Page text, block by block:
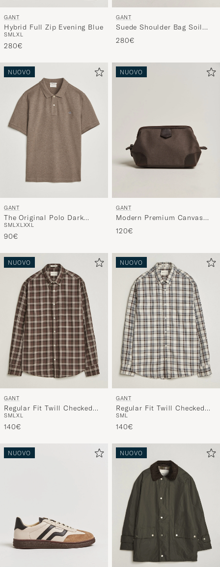
Hybrid Full Zip Evening Blue
SMLXL
Suede Shoulder Bag Soil
Brown
NUOVO
The Original Polo Dark
Hazelnut Melange
S ML XLXXL
NUOVO
Modern Premium Canvas
Washbag Faded Taupe
NUOVO
Regular Fit Twill Checked
Shirt Faded Taupe
SMLXL
NUOVO
Regular Fit Twill Checked
Shirt Sand
SML
NUOVO NUOVO